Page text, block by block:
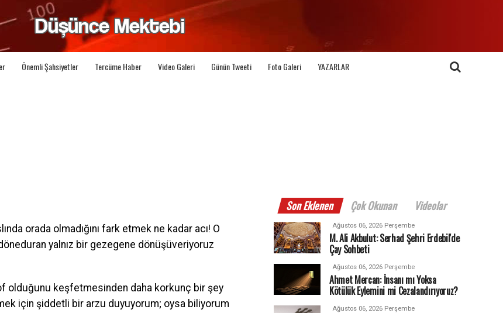
Önemli Şahsiyetler Tercüme Haber Video Galeri Günün Tweeti Foto Galeri YAZARLAR
orada olmadığını fark etmek ne kadar acı! O
yalnız bir gezegene dönüşüveriyoruz
olduğunu keşfetmesinden daha korkunç bir şey
için şiddetli bir arzu duyuyorum; oysa biliyorum
Son Eklenen Çok Okunan Videolar
Ağustos 06, 2026 Perşembe
M. Ali Akbulut: Serhad Şehri Erdebil'de
Çay Sohbeti
Ağustos 06, 2026 Perşembe
Ahmet Mercan: İnsanı mı Yoksa
Kötülük Eylemini mi Cezalandırıyoruz?
Ağustos 06, 2026 Perşembe